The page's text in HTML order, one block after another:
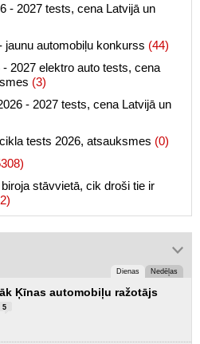
- 2027 tests, cena Latvijā un
jaunu automobiļu konkurss (44)
2027 elektro auto tests, cena
(3)
- 2027 tests, cena Latvijā un
tests 2026, atsauksmes (0)
stāvvietā, cik droši tie ir
Dienas Nedēļas
Ķīnas automobiļu ražotājs
5